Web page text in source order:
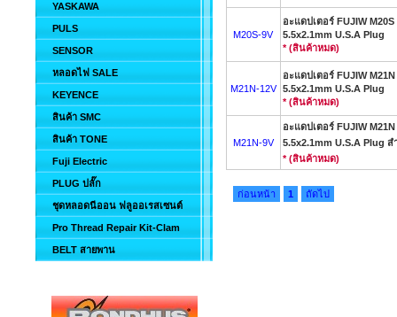
YASKAWA
PULS
SENSOR
หลอดไฟ SALE
KEYENCE
สินค้า SMC
สินค้า TONE
Fuji Electric
PLUG ปลั๊ก
ชุดหลอดนีออน ฟลูออเรสเซนต์
Pro Thread Repair Kit-Clam
BELT สายพาน
M20S-9V
อะแดปเตอร์ FUJIW
5.5x2.1mm U.S.A Plug
* (สินค้าหมด)
M21N-12V
อะแดปเตอร์ FUJIW
5.5x2.1mm U.S.A Plug
* (สินค้าหมด)
M21N-9V
อะแดปเตอร์ FUJIW
5.5x2.1mm U.S.A Plug
* (สินค้าหมด)
ก่อนหน้า 1 ถัดไป